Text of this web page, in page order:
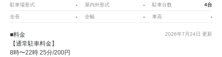
駐車場形式 - 屋内外形式 - 駐車台数 4台
全長 - 全幅 - 車高 -
2026年7月24日 更新
■料金
【通常駐車料金】
8時〜22時 25分/200円